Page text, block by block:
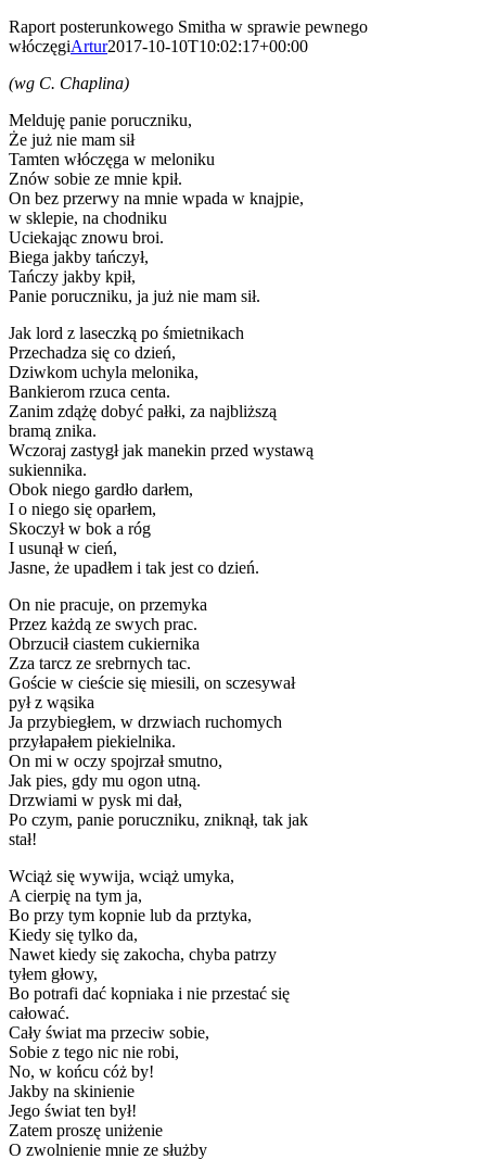
Raport posterunkowego Smitha w sprawie pewnego
włóczęgiArtur2017-10-10T10:02:17+00:00
(wg C. Chaplina)
Melduję panie poruczniku,
Że już nie mam sił
Tamten włóczęga w meloniku
Znów sobie ze mnie kpił.
On bez przerwy na mnie wpada w knajpie,
w sklepie, na chodniku
Uciekając znowu broi.
Biega jakby tańczył,
Tańczy jakby kpił,
Panie poruczniku, ja już nie mam sił.
Jak lord z laseczką po śmietnikach
Przechadza się co dzień,
Dziwkom uchyla melonika,
Bankierom rzuca centa.
Zanim zdążę dobyć pałki, za najbliższą
bramą znika.
Wczoraj zastygł jak manekin przed wystawą
sukiennika.
Obok niego gardło darłem,
I o niego się oparłem,
Skoczył w bok a róg
I usunął w cień,
Jasne, że upadłem i tak jest co dzień.
On nie pracuje, on przemyka
Przez każdą ze swych prac.
Obrzucił ciastem cukiernika
Zza tarcz ze srebrnych tac.
Goście w cieście się miesili, on sczesywał
pył z wąsika
Ja przybiegłem, w drzwiach ruchomych
przyłapałem piekielnika.
On mi w oczy spojrzał smutno,
Jak pies, gdy mu ogon utną.
Drzwiami w pysk mi dał,
Po czym, panie poruczniku, zniknął, tak jak
stał!
Wciąż się wywija, wciąż umyka,
A cierpię na tym ja,
Bo przy tym kopnie lub da prztyka,
Kiedy się tylko da,
Nawet kiedy się zakocha, chyba patrzy
tyłem głowy,
Bo potrafi dać kopniaka i nie przestać się
całować.
Cały świat ma przeciw sobie,
Sobie z tego nic nie robi,
No, w końcu cóż by!
Jakby na skinienie
Jego świat ten był!
Zatem proszę uniżenie
O zwolnienie mnie ze służby